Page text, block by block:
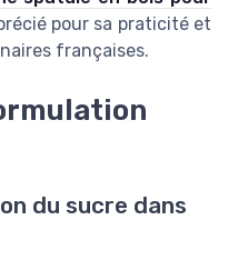
pour sa praticité et
françaises.
du sucre dans